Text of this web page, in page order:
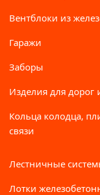
Вентблоки из
Гаражи
Заборы
Изделия для дорог
Кольца колодца,
связи
Лестничные
Лотки